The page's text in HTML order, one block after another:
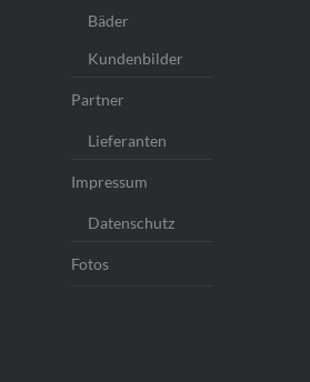
Bäder
Kundenbilder
Partner
Lieferanten
Impressum
Datenschutz
Fotos